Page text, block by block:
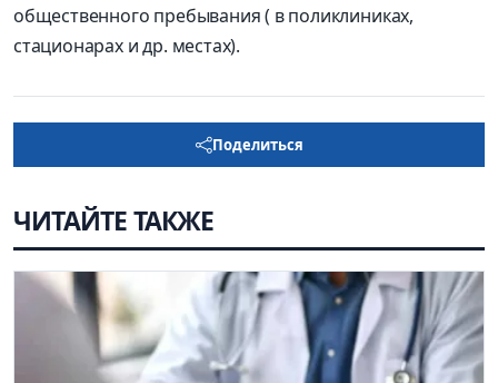
общественного пребывания ( в поликлиниках,
стационарах и др. местах).
Поделиться
ЧИТАЙТЕ ТАКЖЕ